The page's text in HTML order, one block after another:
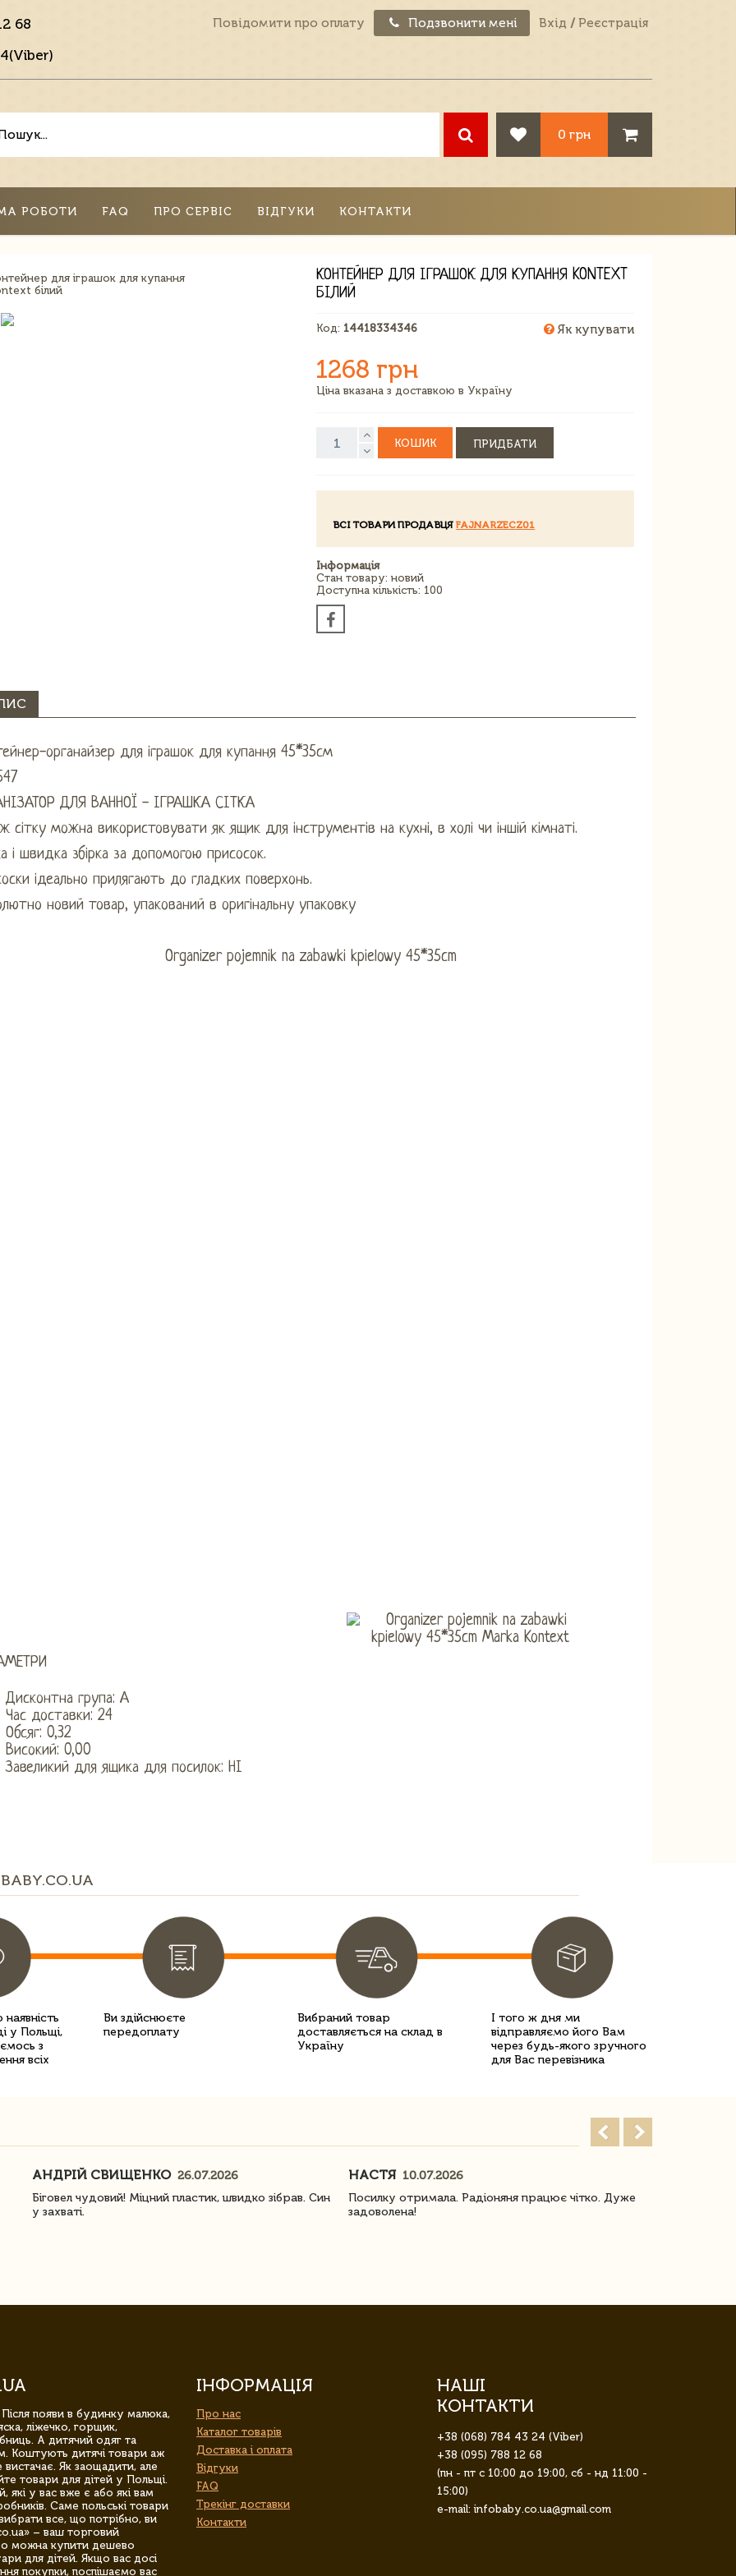
68
Повідомити про оплату Подзвонити мені Вхід / Реєстрація
0 грн
РОБОТИ FAQ ПРО СЕРВІС ВІДГУКИ КОНТАКТИ
КОНТЕЙНЕР ДЛЯ ІГРАШОК ДЛЯ КУПАННЯ KONTEXT
БІЛИЙ
Код: 14418334346 Як купувати
1268 грн
Ціна вказана з доставкою в Україну
КОШИК ПРИДБАТИ
ВСІ ТОВАРИ ПРОДАВЦЯFAJNARZECZ01
Інформація
Стан товару: новий
Доступна кількість: 100
органайзер для іграшок для купання 45*35см
ДЛЯ ВАННОЇ - ІГРАШКА СІТКА
сітку можна використовувати як ящик для інструментів на кухні, в холі чи іншій кімнаті.
і швидка збірка за допомогою присосок.
ідеально прилягають до гладких поверхонь.
новий товар, упакований в оригінальну упаковку
Дисконтна група: А
Час доставки: 24
Обсяг: 0,32
Високий: 0,00
Завеликий для ящика для посилок: НІ
у Польщі,
з
всіх
Ви здійснюєте
передоплату
Вибраний товар
доставляється на склад в
Україну
І того ж дня ми
відправляємо його Вам
через будь-якого зручного
для Вас перевізника
АНДРІЙ СВИЩЕНКО 26.07.2026
Біговел чудовий! Міцний пластик, швидко зібрав. Син
у захваті.
НАСТЯ 10.07.2026
Посилку отримала. Радіоняня працює чітко. Дуже
задоволена!
появи в будинку малюка,
ліжечко, горщик,
А дитячий одяг та
Коштують дитячі товари аж
Як заощадити, але
товари для дітей у Польщі.
у вас вже є або які вам
Саме польські товари
все, що потрібно, ви
– ваш торговий
можна купити дешево
для дітей. Якщо вас досі
покупки, поспішаємо вас
ІНФОРМАЦІЯ
Про нас
Каталог товарів
Доставка і оплата
Відгуки
FAQ
Трекінг доставки
Контакти
НАШІ
КОНТАКТИ
+38 (068) 784 43 24 (Viber)
+38 (095) 788 12 68
(пн - пт с 10:00 до 19:00, сб - нд 11:00 -
15:00)
e-mail: infobaby.co.ua@gmail.com